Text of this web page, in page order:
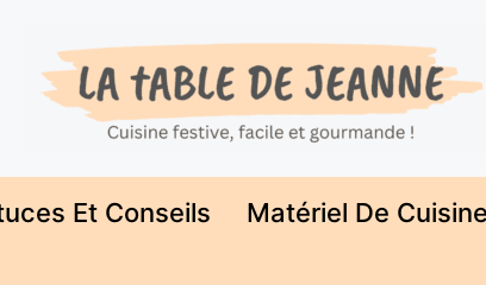
Et Conseils Matériel De Cuisine